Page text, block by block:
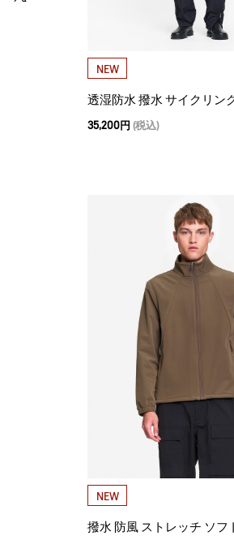
NEW
35,200円 (税込)
NEW